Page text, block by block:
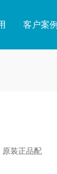
客户案例
原装正品配